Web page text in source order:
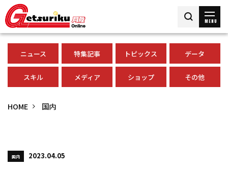
MENU
ニュース 特集記事 トピックス データ
スキル メディア ショップ その他
HOME 国内
国内 2023.04.05